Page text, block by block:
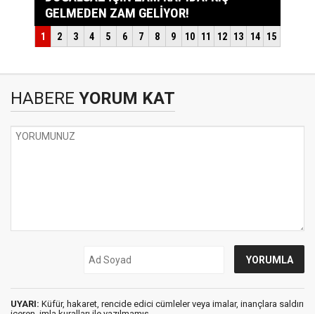
HABERE YORUM KAT
UYARI: Küfür, hakaret, rencide edici cümleler veya imalar, inançlara saldırı